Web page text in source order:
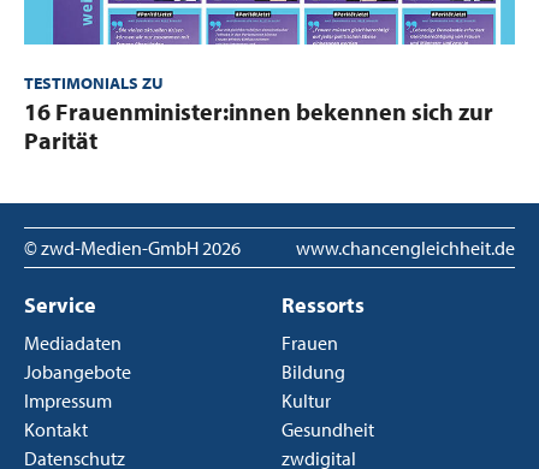
TESTIMONIALS ZU
:16 Frauenminister:innen bekennen sich zur
Parität
© zwd-Medien-GmbH2026 www.chancengleichheit.de
Service
Mediadaten
Jobangebote
Impressum
Kontakt
Datenschutz
Ressorts
Frauen
Bildung
Kultur
Gesundheit
zwdigital